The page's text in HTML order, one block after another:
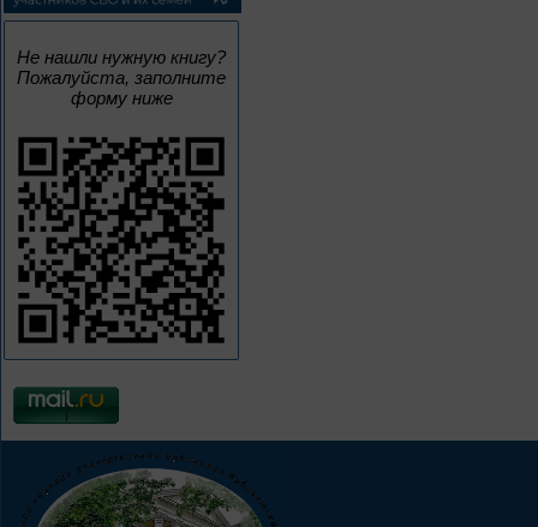
Не нашли нужную книгу?
Пожалуйста, заполните
форму ниже